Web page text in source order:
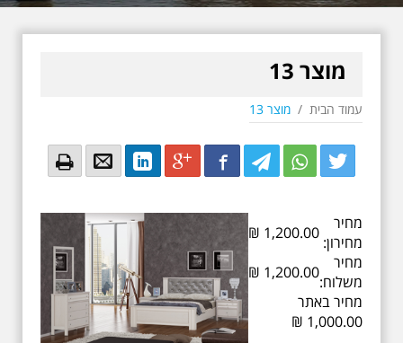
מוצר 13
עמוד הבית / מוצר 13
Twitter
Twitter
Twitter
Facebook
Google+
LinkedIn
Email
Email
מחיר
מחירון: 1,200.00
₪
מחיר
משלוח:1,200.00
₪
מחיר באתר
1,000.00
₪